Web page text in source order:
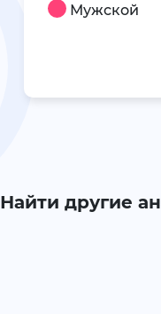
Мужской
Найти другие